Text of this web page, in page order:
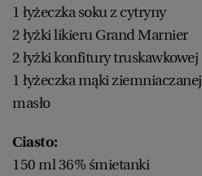
1 łyżeczka soku z cytryny
2 łyżki likieru Grand Marnier
2 łyżki konfitury truskawkowej
1 łyżeczka mąki ziemniaczanej
masło
Ciasto:
150 ml 36% śmietanki